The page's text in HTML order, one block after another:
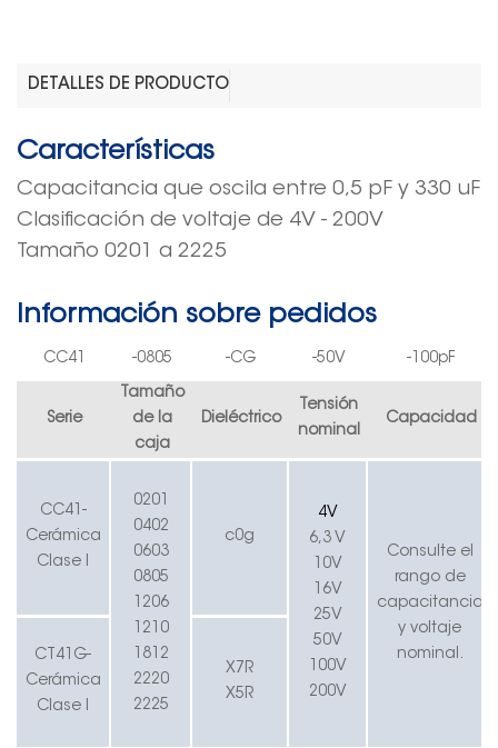
DETALLES DE PRODUCTO
Características
Capacitancia que oscila entre 0,5 pF y 330 uF
Clasificación de voltaje de 4V - 200V
Tamaño 0201 a 2225
Información sobre pedidos
CC41 -0805 -CG -50V -100pF
Serie
Tamaño
de la
caja
Dieléctrico
Tensión
nominal
Capacidad
CC41-
Cerámica
Clase I
0201
0402
0603
0805
1206
1210
1812
2220
2225
c0g
4V
6,3 V
10V
16V
25V
50V
100V
200V
Consulte el
rango de
capacitancia
y voltaje
nominal.
C 41 G-
Cerámica
Clase I
X7R
X5R